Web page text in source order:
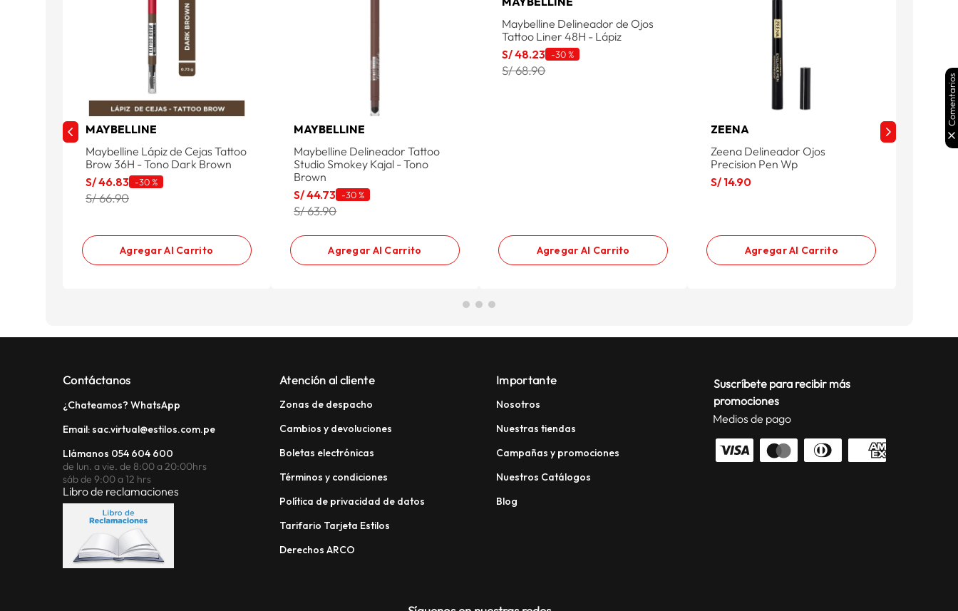
MAYBELLINE
Maybelline Lápiz de Cejas Tattoo
Brow 36H - Tono Dark Brown
S/46.83 -30 %
S/ 66.90
Agregar Al Carrito
MAYBELLINE
Maybelline Delineador Tattoo
Studio Smokey Kajal - Tono
Brown
S/44.73 -30 %
S/ 63.90
Agregar Al Carrito
Maybelline Delineador de Ojos
Tattoo Liner 48H - Lápiz
S/48.23 -30 %
S/ 68.90
Agregar Al Carrito
ZEENA
Zeena Delineador Ojos
Precision Pen Wp
S/ 14.90
Agregar Al Carrito
Contáctanos
¿Chateamos? WhatsApp
Email: sac.virtual@estilos.com.pe
Llámanos 054 604 600
de lun. a vie. de 8:00 a 20:00hrs
sáb de 9:00 a 12 hrs
Libro de reclamaciones
Atención al cliente
Zonas de despacho
Cambios y devoluciones
Boletas electrónicas
Términos y condiciones
Política de privacidad de datos
Tarifario Tarjeta Estilos
Derechos ARCO
Importante
Nosotros
Nuestras tiendas
Campañas y promociones
Nuestros Catálogos
Blog
Suscríbete para recibir más
promociones
Medios de pago
Comentarios